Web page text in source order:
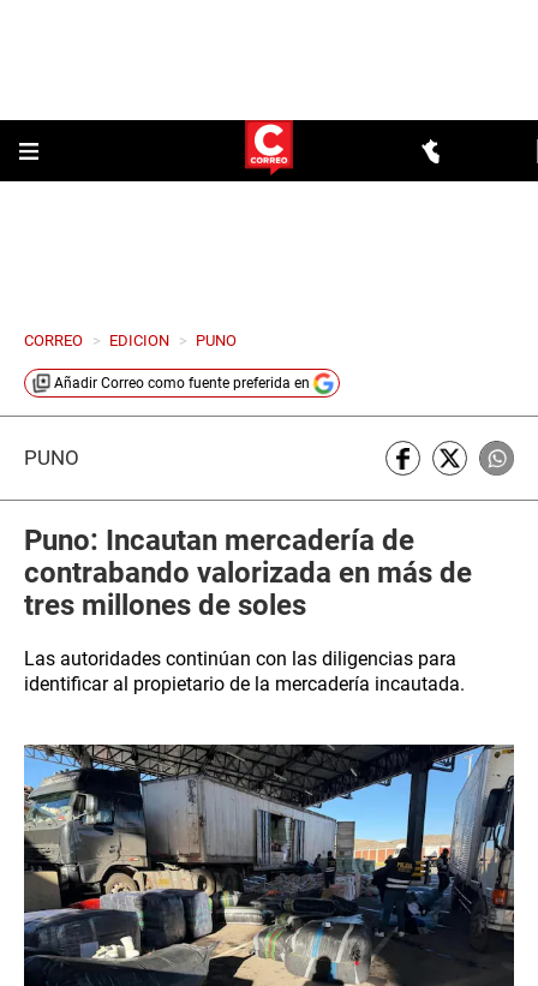
CORREO > EDICION > PUNO
Añadir Correo como fuente preferida en
PUNO
Puno: Incautan mercadería de
contrabando valorizada en más de
tres millones de soles
Las autoridades continúan con las diligencias para
identificar al propietario de la mercadería incautada.